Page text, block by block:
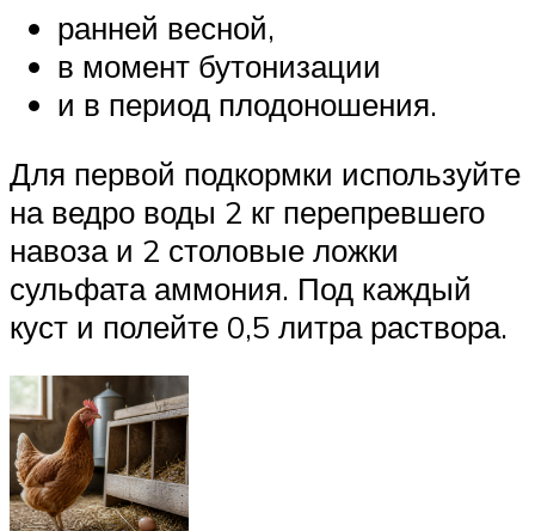
ранней весной,
в момент бутонизации
и в период плодоношения.
Для первой подкормки используйте
на ведро воды 2 кг перепревшего
навоза и 2 столовые ложки
сульфата аммония. Под каждый
куст и полейте 0,5 литра раствора.